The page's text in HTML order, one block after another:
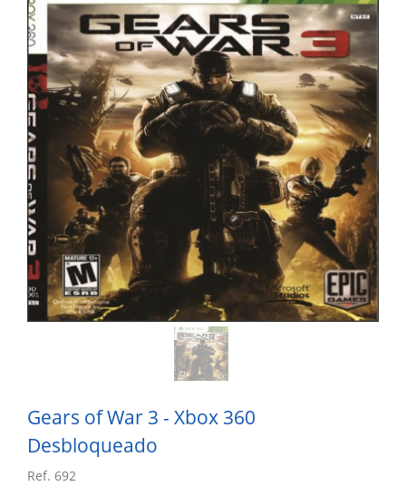
Gears of War 3 - Xbox 360
Desbloqueado
Ref. 692